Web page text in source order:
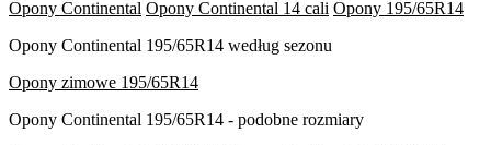
Opony Continental Opony Continental 14 cali Opony 195/65R14
Opony Continental 195/65R14 według sezonu
Opony zimowe 195/65R14
Opony Continental 195/65R14 - podobne rozmiary